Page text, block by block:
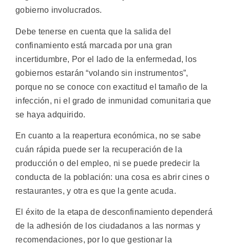
gobierno involucrados.
Debe tenerse en cuenta que la salida del
confinamiento está marcada por una gran
incertidumbre, Por el lado de la enfermedad, los
gobiernos estarán “volando sin instrumentos”,
porque no se conoce con exactitud el tamaño de la
infección, ni el grado de inmunidad comunitaria que
se haya adquirido.
En cuanto a la reapertura económica, no se sabe
cuán rápida puede ser la recuperación de la
producción o del empleo, ni se puede predecir la
conducta de la población: una cosa es abrir cines o
restaurantes, y otra es que la gente acuda.
El éxito de la etapa de desconfinamiento dependerá
de la adhesión de los ciudadanos a las normas y
recomendaciones, por lo que gestionar la